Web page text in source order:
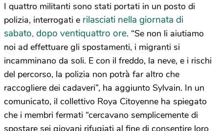
I quattro militanti sono stati portati in un posto di
polizia, interrogati e rilasciati nella giornata di
sabato, dopo ventiquattro ore. “Se non li aiutiamo
noi ad effettuare gli spostamenti, i migranti si
incamminano da soli. E con il freddo, la neve, e i rischi
del percorso, la polizia non potrà far altro che
raccogliere dei cadaveri”, ha aggiunto Sylvain. In un
comunicato, il collettivo Roya Citoyenne ha spiegato
che i membri fermati “cercavano semplicemente di
spostare sei giovani rifugiati al fine di consentire loro